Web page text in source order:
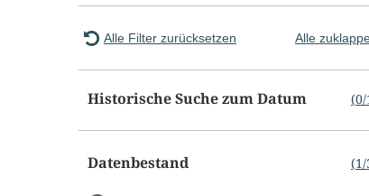
Alle Filter zurücksetzen Alle
Historische Suche zum Datum (0/
Datenbestand (1/